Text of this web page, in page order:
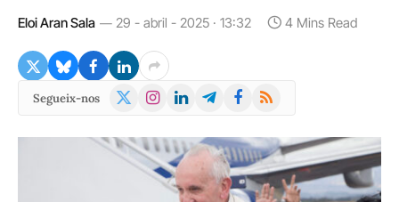
Eloi Aran Sala 29 - abril - 2025 · 13:32 4 Mins Read
Segueix-nos
X
Instagram
LinkedInTelegramFacebook
RSS